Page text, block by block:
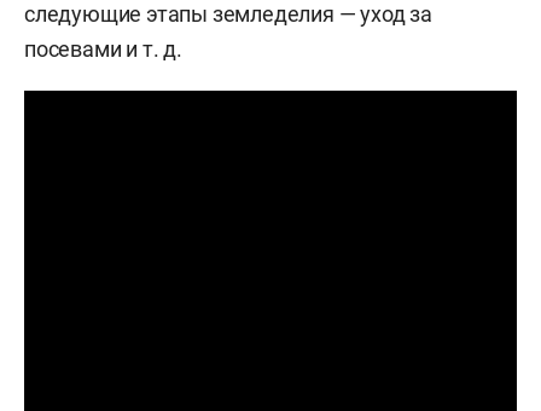
следующие этапы земледелия — уход за
посевами и т. д.